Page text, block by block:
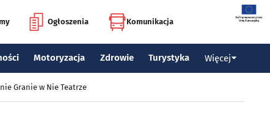
Ogłoszenia Komunikacja
Motoryzacja Zdrowie Turystyka Więcej
Granie w Nie Teatrze